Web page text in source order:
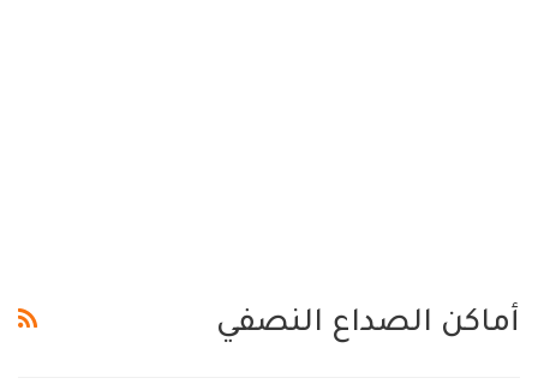
أماكن الصداع النصفي